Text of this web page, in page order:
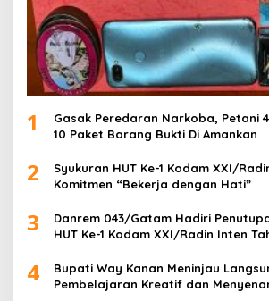
1
Gasak Peredaran Narkoba, Petani
10 Paket Barang Bukti Di Amankan
2
Syukuran HUT Ke-1 Kodam XXI/
Komitmen “Bekerja dengan Hati”
3
Danrem 043/Gatam Hadiri
HUT Ke-1 Kodam XXI/Radin Inten
4
Bupati Way Kanan Meninjau
Pembelajaran Kreatif dan